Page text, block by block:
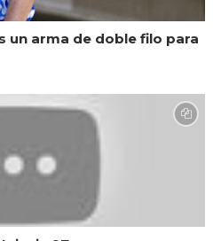
un arma de doble filo para